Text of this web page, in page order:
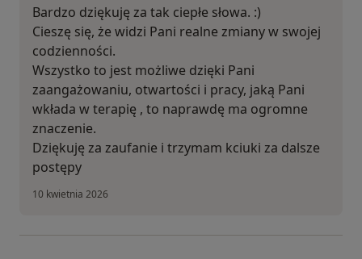
Bardzo dziękuję za tak ciepłe słowa. :)
Cieszę się, że widzi Pani realne zmiany w swojej
codzienności.
Wszystko to jest możliwe dzięki Pani
zaangażowaniu, otwartości i pracy, jaką Pani
wkłada w terapię , to naprawdę ma ogromne
znaczenie.
Dziękuję za zaufanie i trzymam kciuki za dalsze
postępy
10 kwietnia 2026